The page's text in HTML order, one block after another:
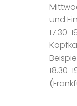
und
17.30-
18.30-